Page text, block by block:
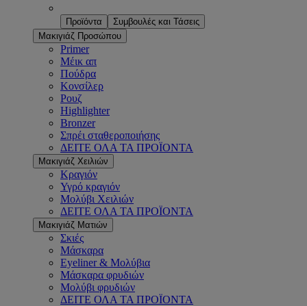
Προϊόντα
Συμβουλές και Τάσεις
Μακιγιάζ Προσώπου
Primer
Μέικ απ
Πούδρα
Κονσίλερ
Ρουζ
Highlighter
Bronzer
Σπρέι σταθεροποιήσης
ΔΕΙΤΕ ΟΛΑ ΤΑ ΠΡΟΪΟΝΤΑ
Μακιγιάζ Χειλιών
Κραγιόν
Υγρό κραγιόν
Μολύβι Χειλιών
ΔΕΙΤΕ ΟΛΑ ΤΑ ΠΡΟΪΟΝΤΑ
Μακιγιάζ Ματιών
Σκιές
Μάσκαρα
Eyeliner & Μολύβια
Μάσκαρα φρυδιών
Μολύβι φρυδιών
ΔΕΙΤΕ ΟΛΑ ΤΑ ΠΡΟΪΟΝΤΑ